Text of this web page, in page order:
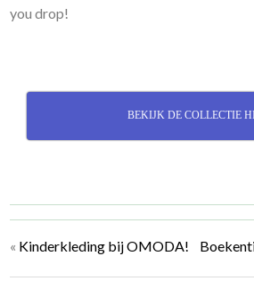
you drop!
BEKIJK DE COLLECTIE
« Kinderkleding bij OMODA!